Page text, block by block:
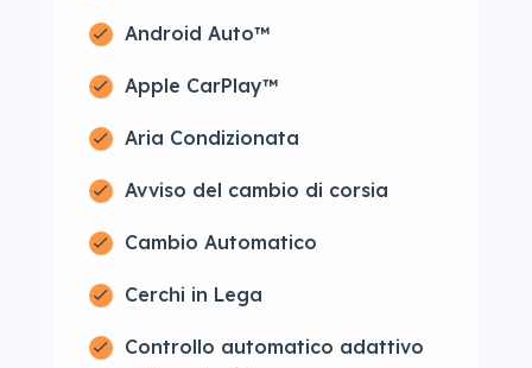
Android Auto™
Apple CarPlay™
Aria Condizionata
Avviso del cambio di corsia
Cambio Automatico
Cerchi in Lega
Controllo automatico adattivo